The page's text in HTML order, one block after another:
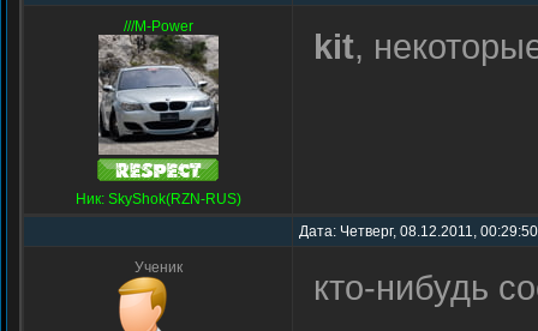
///M-Power
Ник: SkyShok(RZN-RUS)
kit,
Дата: Четверг, 08.12.2011,
Ученик кто-нибудь